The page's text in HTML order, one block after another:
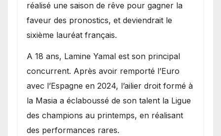
réalisé une saison de rêve pour gagner la
faveur des pronostics, et deviendrait le
sixième lauréat français.
A 18 ans, Lamine Yamal est son principal
concurrent. Après avoir remporté l’Euro
avec l’Espagne en 2024, l’ailier droit formé à
la Masia a éclaboussé de son talent la Ligue
des champions au printemps, en réalisant
des performances rares.